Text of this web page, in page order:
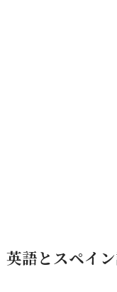
英語とスペイ